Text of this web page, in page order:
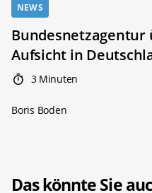
NEWS
Bundesnetzagentur
Aufsicht in
3 Minuten
Boris Boden
Das könnte Sie